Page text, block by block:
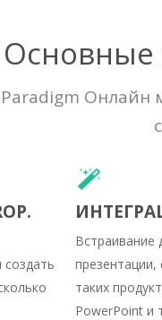
Основные
Встраивание
таких
PowerPoint и